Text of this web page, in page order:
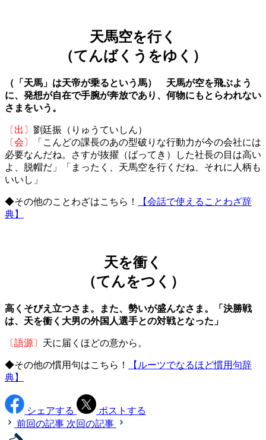
天馬空を行く
（てんばくうをゆく）
（「天馬」は天帝が乗るという馬） 天馬が空を飛ぶよう
に、発想が自在で手腕が奔放であり、何物にもとらわれない
さまをいう。
〔出〕 劉廷振（りゅうていしん）
〔会〕
「こんどの課長のあの型破りな行動力が今の会社には
必要なんだね。さすが抜擢（ばってき）した社長の目は高い
よ、脱帽だ」「まったく、天馬空を行くだね、それに人柄も
いいし」
◆その他のことわざはこちら！
【会話で使えることわざ辞
典】
天を衝く
（てんをつく）
高くそびえ立つさま。また、勢いが盛んなさま。「決勝戦
は、天を衝く大男の外国人選手との対戦となった」
〔語源〕 天に届くほどの意から。
◆その他の慣用句はこちら！
【ルーツでなるほど慣用句辞
典】
シェアする
ポストする
前回の記事 次回の記事